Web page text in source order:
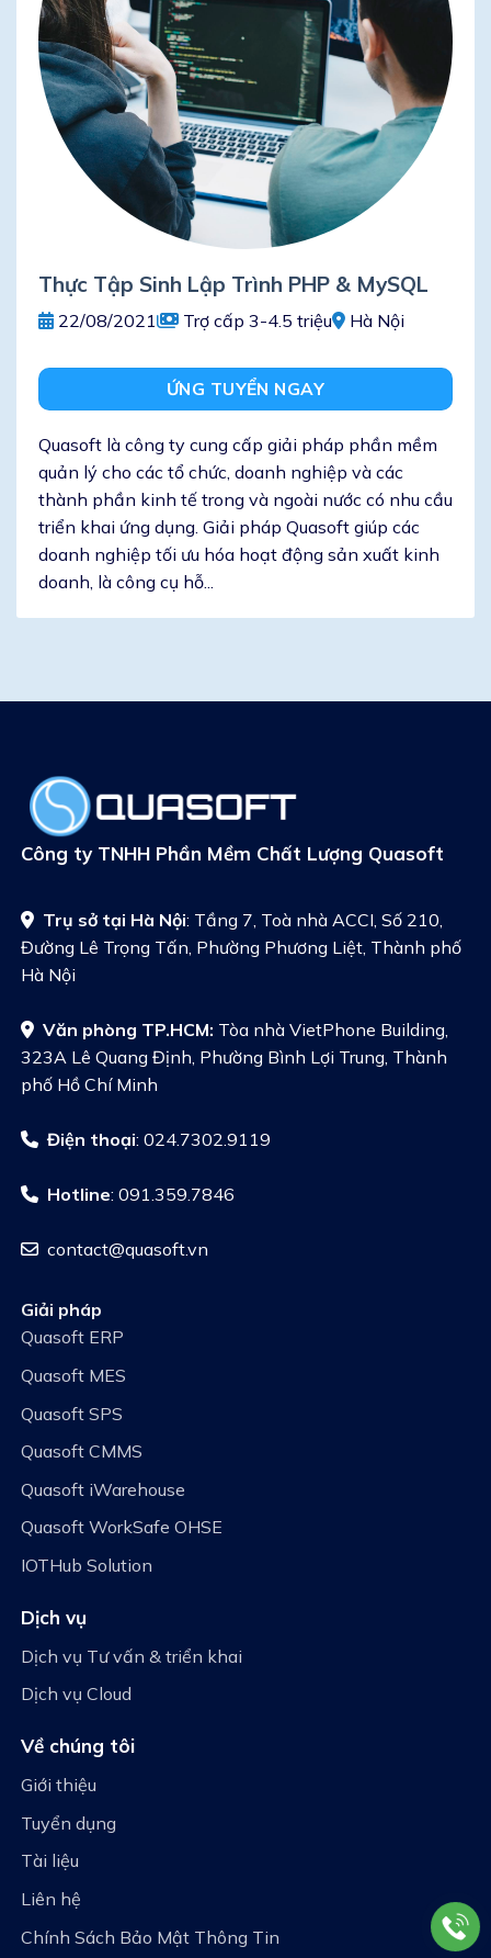
Thực Tập Sinh Lập Trình PHP & MySQL
22/08/2021 Trợ cấp 3-4.5 triệu Hà Nội
ỨNG TUYỂN NGAY
Quasoft là công ty cung cấp giải pháp phần mềm
quản lý cho các tổ chức, doanh nghiệp và các
thành phần kinh tế trong và ngoài nước có nhu cầu
triển khai ứng dụng. Giải pháp Quasoft giúp các
doanh nghiệp tối ưu hóa hoạt động sản xuất kinh
doanh, là công cụ hỗ...
Công ty TNHH Phần Mềm Chất Lượng Quasoft
Trụ sở tại Hà Nội: Tầng 7, Toà nhà ACCI, Số 210,
Đường Lê Trọng Tấn, Phường Phương Liệt, Thành phố
Hà Nội
Văn phòng TP.HCM: Tòa nhà VietPhone Building,
323A Lê Quang Định, Phường Bình Lợi Trung, Thành
phố Hồ Chí Minh
Điện thoại: 024.7302.9119
Hotline: 091.359.7846
contact@quasoft.vn
Giải pháp
Quasoft ERP
Quasoft MES
Quasoft SPS
Quasoft CMMS
Quasoft iWarehouse
Quasoft WorkSafe OHSE
IOTHub Solution
Dịch vụ
Dịch vụ Tư vấn & triển khai
Dịch vụ Cloud
Về chúng tôi
Giới thiệu
Tuyển dụng
Tài liệu
Liên hệ
Chính Sách Bảo Mật Thông Tin